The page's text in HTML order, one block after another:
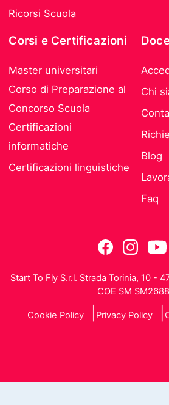
Ricorsi Scuola
Corsi e Certificazioni
Master universitari
Corso di Preparazione al
Concorso Scuola
Certificazioni
informatiche
Certificazioni linguistiche
Chi
Blog
Faq
Start To Fly S.r.l. Strada Torinia, 10 -
COE SM
Cookie Policy Privacy Policy